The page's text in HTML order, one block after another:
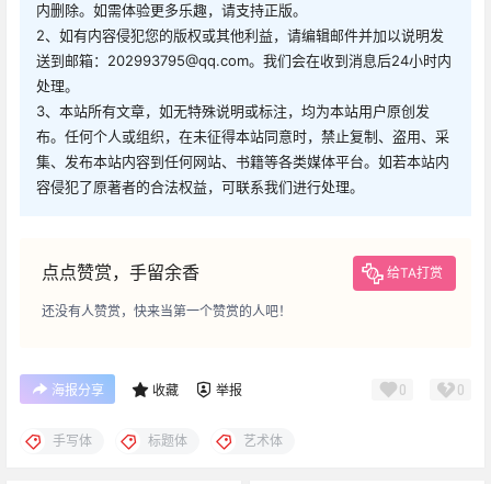
内删除。如需体验更多乐趣，请支持正版。
2、如有内容侵犯您的版权或其他利益，请编辑邮件并加以说明发
送到邮箱：202993795@qq.com。我们会在收到消息后24小时内
处理。
3、本站所有文章，如无特殊说明或标注，均为本站用户原创发
布。任何个人或组织，在未征得本站同意时，禁止复制、盗用、采
集、发布本站内容到任何网站、书籍等各类媒体平台。如若本站内
容侵犯了原著者的合法权益，可联系我们进行处理。
点点赞赏，手留余香 给TA打赏
还没有人赞赏，快来当第一个赞赏的人吧！
海报分享 收藏 举报 0 0
手写体 标题体 艺术体